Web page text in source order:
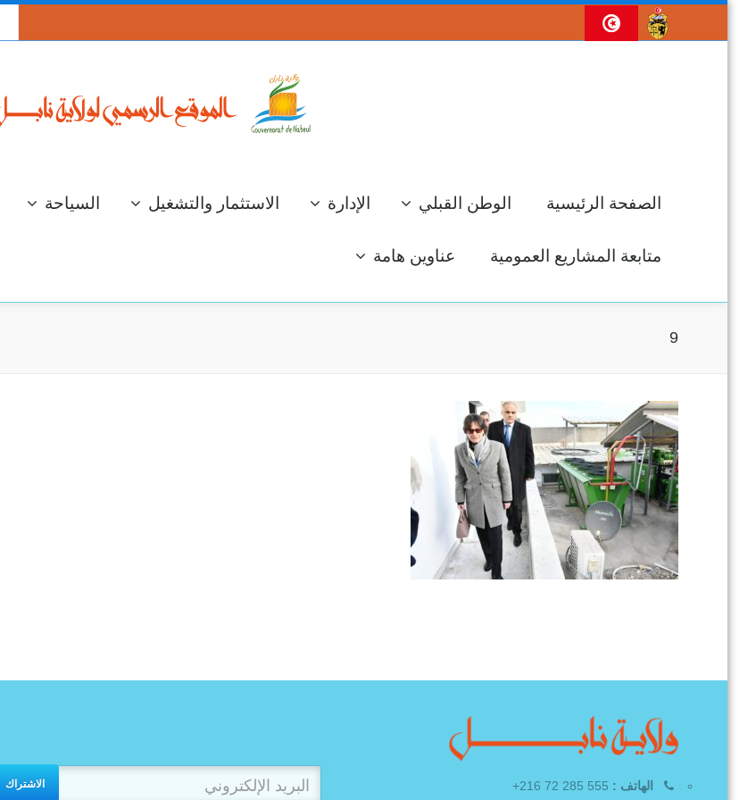
الصفحة الرئيسية الوطن القبلي الإدارة الاستثمار والتشغيل السياحة
متابعة المشاريع العمومية عناوين هامة
9
الاشتراك الهاتف :